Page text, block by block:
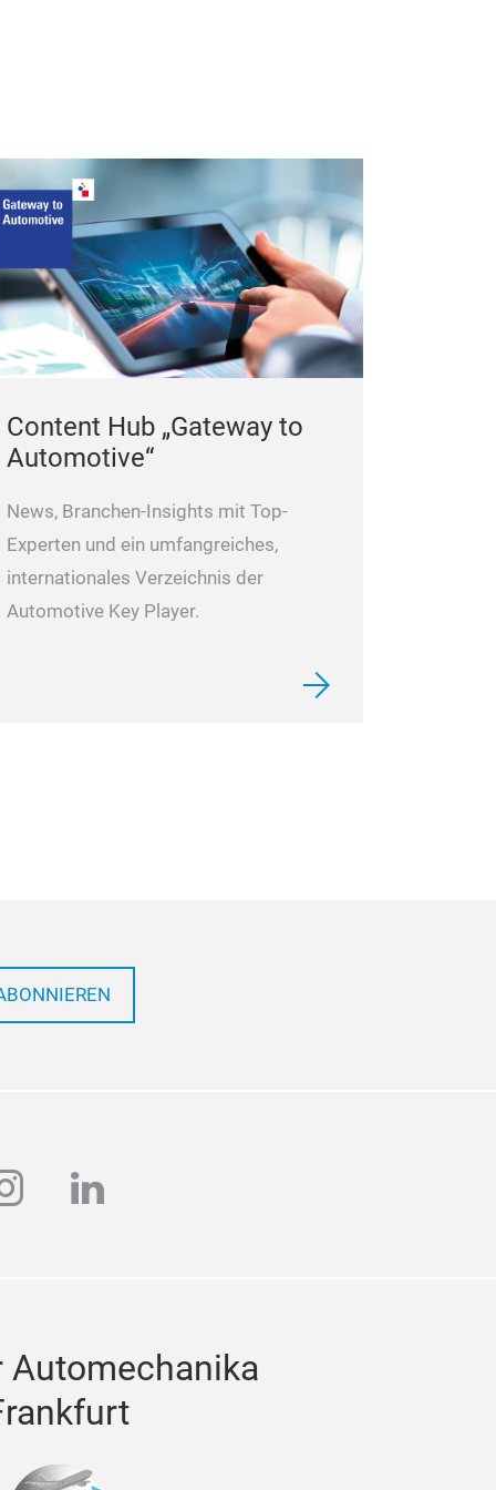
Content Hub „Gateway to
Automotive“
News, Branchen-Insights mit Top-
Experten und ein umfangreiches,
internationales Verzeichnis der
Automotive Key Player.
linkedin
Automechanika